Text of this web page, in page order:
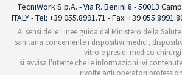
TecniWork S.p.A. - Via R. Benini 8 - 50013
ITALY - Tel: +39 055.8991.71 - Fax: +39
Ai sensi delle Linee guida del Ministero della
sanitaria concernente i dispositivi medici,
vitro e presidi medico
si avvisa l'utente che le informazioni ivi
rivolte agli operatori